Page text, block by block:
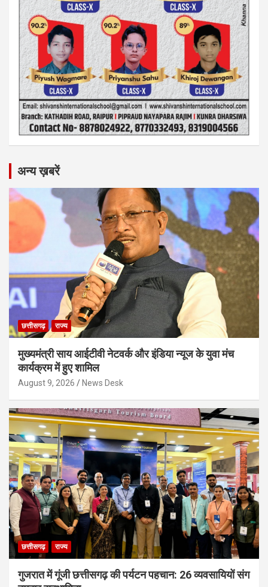
अन्य ख़बरें
छत्तीसगढ़ राज्य
मुख्यमंत्री साय आईटीवी नेटवर्क और इंडिया न्यूज के युवा मंच
कार्यक्रम में हुए शामिल
August 9, 2026 News Desk
छत्तीसगढ़ राज्य
गुजरात में गूंजी छत्तीसगढ़ की पर्यटन पहचान: 26 व्यवसायियों संग